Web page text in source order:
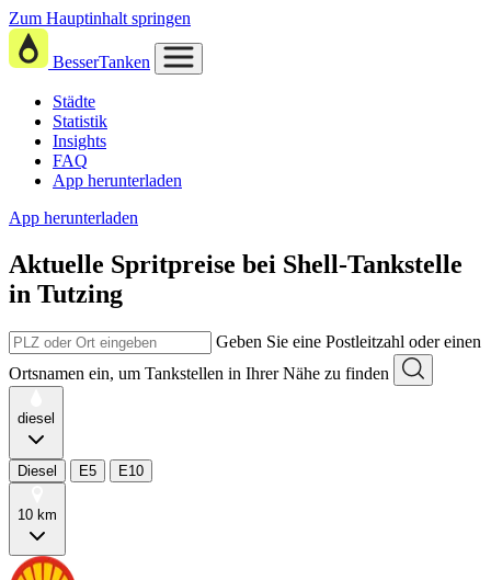
Zum Hauptinhalt springen
BesserTanken
Städte
Statistik
Insights
FAQ
App herunterladen
App herunterladen
Aktuelle Spritpreise bei Shell-Tankstelle
in Tutzing
Geben Sie eine Postleitzahl oder einen
Ortsnamen ein, um Tankstellen in Ihrer Nähe zu finden
diesel
Diesel E5 E10
10 km